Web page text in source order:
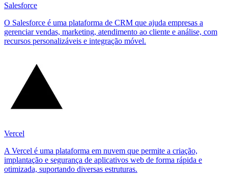
Salesforce
O Salesforce é uma plataforma de CRM que ajuda empresas a
gerenciar vendas, marketing, atendimento ao cliente e análise, com
recursos personalizáveis e integração móvel.
Vercel
A Vercel é uma plataforma em nuvem que permite a criação,
implantação e segurança de aplicativos web de forma rápida e
otimizada, suportando diversas estruturas.